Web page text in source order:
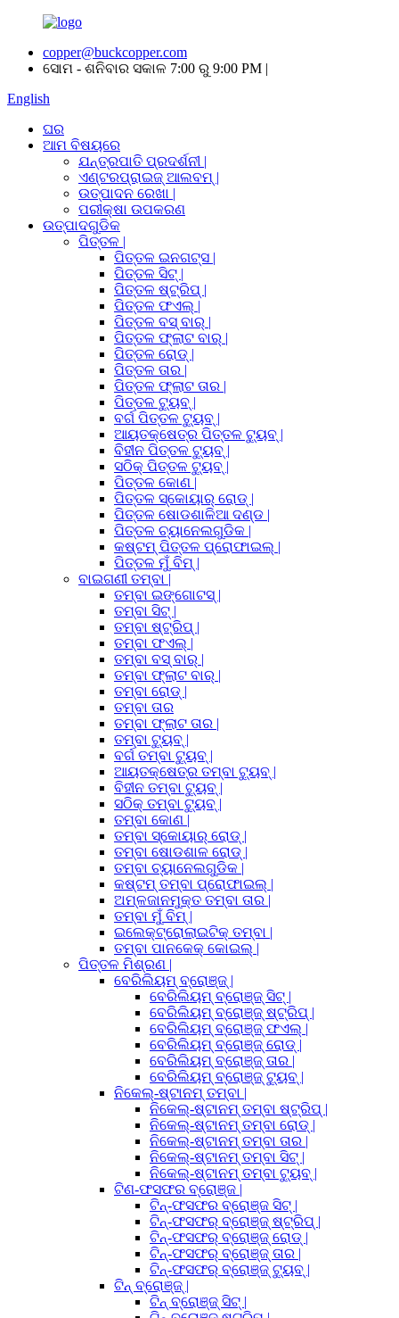
copper@buckcopper.com
ସୋମ - ଶନିବାର ସକାଳ 7:00 ରୁ 9:00 PM |
English
ଘର
ଆମ ବିଷୟରେ
ଯନ୍ତ୍ରପାତି ପ୍ରଦର୍ଶନୀ |
ଏଣ୍ଟରପ୍ରାଇଜ୍ ଆଲବମ୍ |
ଉତ୍ପାଦନ ରେଖା |
ପରୀକ୍ଷା ଉପକରଣ
ଉତ୍ପାଦଗୁଡିକ
ପିତ୍ତଳ |
ପିତ୍ତଳ ଇନଗଟ୍ସ |
ପିତ୍ତଳ ସିଟ୍ |
ପିତ୍ତଳ ଷ୍ଟ୍ରିପ୍ |
ପିତ୍ତଳ ଫଏଲ୍ |
ପିତ୍ତଳ ବସ୍ ବାର୍ |
ପିତ୍ତଳ ଫ୍ଲାଟ ବାର୍ |
ପିତ୍ତଳ ରୋଡ୍ |
ପିତ୍ତଳ ତାର |
ପିତ୍ତଳ ଫ୍ଲାଟ ତାର |
ପିତ୍ତଳ ଟ୍ୟୁବ୍ |
ବର୍ଗ ପିତ୍ତଳ ଟ୍ୟୁବ୍ |
ଆୟତକ୍ଷେତ୍ର ପିତ୍ତଳ ଟ୍ୟୁବ୍ |
ବିହୀନ ପିତ୍ତଳ ଟ୍ୟୁବ୍ |
ସଠିକ୍ ପିତ୍ତଳ ଟ୍ୟୁବ୍ |
ପିତ୍ତଳ କୋଣ |
ପିତ୍ତଳ ସ୍କୋୟାର୍ ରୋଡ୍ |
ପିତ୍ତଳ ଷୋଡଶାଳିଆ ଦଣ୍ଡ |
ପିତ୍ତଳ ଚ୍ୟାନେଲଗୁଡିକ |
କଷ୍ଟମ୍ ପିତ୍ତଳ ପ୍ରୋଫାଇଲ୍ |
ପିତ୍ତଳ ମୁଁ ବିମ୍ |
ବାଇଗଣୀ ତମ୍ବା |
ତମ୍ବା ଇଙ୍ଗୋଟସ୍ |
ତମ୍ବା ସିଟ୍ |
ତମ୍ବା ଷ୍ଟ୍ରିପ୍ |
ତମ୍ବା ଫଏଲ୍ |
ତମ୍ବା ବସ୍ ବାର୍ |
ତମ୍ବା ଫ୍ଲାଟ ବାର୍ |
ତମ୍ବା ରୋଡ୍ |
ତମ୍ବା ତାର
ତମ୍ବା ଫ୍ଲାଟ ତାର |
ତମ୍ବା ଟ୍ୟୁବ୍ |
ବର୍ଗ ତମ୍ବା ଟ୍ୟୁବ୍ |
ଆୟତକ୍ଷେତ୍ର ତମ୍ବା ଟ୍ୟୁବ୍ |
ବିହୀନ ତମ୍ବା ଟ୍ୟୁବ୍ |
ସଠିକ୍ ତମ୍ବା ଟ୍ୟୁବ୍ |
ତମ୍ବା କୋଣ |
ତମ୍ବା ସ୍କୋୟାର୍ ରୋଡ୍ |
ତମ୍ବା ଷୋଡଶାଳ ରୋଡ୍ |
ତମ୍ବା ଚ୍ୟାନେଲଗୁଡିକ |
କଷ୍ଟମ୍ ତମ୍ବା ପ୍ରୋଫାଇଲ୍ |
ଅମ୍ଳଜାନମୁକ୍ତ ତମ୍ବା ତାର |
ତମ୍ବା ମୁଁ ବିମ୍ |
ଇଲେକ୍ଟ୍ରୋଲାଇଟିକ୍ ତମ୍ବା |
ତମ୍ବା ପାନକେକ୍ କୋଇଲ୍ |
ପିତ୍ତଳ ମିଶ୍ରଣ |
ବେରିଲିୟମ୍ ବ୍ରୋଞ୍ଜ୍ |
ବେରିଲିୟମ୍ ବ୍ରୋଞ୍ଜ୍ ସିଟ୍ |
ବେରିଲିୟମ୍ ବ୍ରୋଞ୍ଜ୍ ଷ୍ଟ୍ରିପ୍ |
ବେରିଲିୟମ୍ ବ୍ରୋଞ୍ଜ୍ ଫଏଲ୍ |
ବେରିଲିୟମ୍ ବ୍ରୋଞ୍ଜ୍ ରୋଡ୍ |
ବେରିଲିୟମ୍ ବ୍ରୋଞ୍ଜ୍ ତାର |
ବେରିଲିୟମ୍ ବ୍ରୋଞ୍ଜ୍ ଟ୍ୟୁବ୍ |
ନିକେଲ୍-ଷ୍ଟାନମ୍ ତମ୍ବା |
ନିକେଲ୍-ଷ୍ଟାନମ୍ ତମ୍ବା ଷ୍ଟ୍ରିପ୍ |
ନିକେଲ୍-ଷ୍ଟାନମ୍ ତମ୍ବା ରୋଡ୍ |
ନିକେଲ୍-ଷ୍ଟାନମ୍ ତମ୍ବା ତାର |
ନିକେଲ୍-ଷ୍ଟାନମ୍ ତମ୍ବା ସିଟ୍ |
ନିକେଲ୍-ଷ୍ଟାନମ୍ ତମ୍ବା ଟ୍ୟୁବ୍ |
ଟିଣ-ଫସଫର ବ୍ରୋଞ୍ଜ |
ଟିନ୍-ଫସଫର ବ୍ରୋଞ୍ଜ ସିଟ୍ |
ଟିନ୍-ଫସଫର୍ ବ୍ରୋଞ୍ଜ୍ ଷ୍ଟ୍ରିପ୍ |
ଟିନ୍-ଫସଫର୍ ବ୍ରୋଞ୍ଜ୍ ରୋଡ୍ |
ଟିନ୍-ଫସଫର୍ ବ୍ରୋଞ୍ଜ୍ ତାର |
ଟିନ୍-ଫସଫର୍ ବ୍ରୋଞ୍ଜ୍ ଟ୍ୟୁବ୍ |
ଟିନ୍ ବ୍ରୋଞ୍ଜ୍ |
ଟିନ୍ ବ୍ରୋଞ୍ଜ୍ ସିଟ୍ |